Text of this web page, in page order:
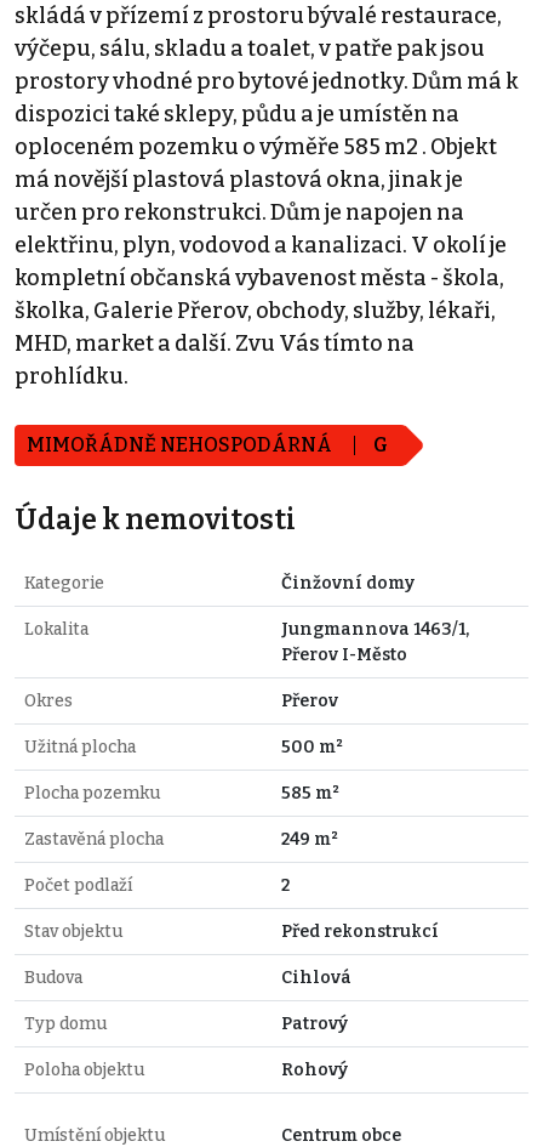
skládá v přízemí z prostoru bývalé restaurace,
výčepu, sálu, skladu a toalet, v patře pak jsou
prostory vhodné pro bytové jednotky. Dům má k
dispozici také sklepy, půdu a je umístěn na
oploceném pozemku o výměře 585 m2 . Objekt
má novější plastová plastová okna, jinak je
určen pro rekonstrukci. Dům je napojen na
elektřinu, plyn, vodovod a kanalizaci. V okolí je
kompletní občanská vybavenost města - škola,
školka, Galerie Přerov, obchody, služby, lékaři,
MHD, market a další. Zvu Vás tímto na
prohlídku.
MIMOŘÁDNĚ NEHOSPODÁRNÁ G
Údaje k nemovitosti
Kategorie Činžovní domy
Lokalita
Jungmannova 1463/1,
Přerov I-Město
Okres Přerov
Užitná plocha 500 m²
Plocha pozemku 585 m²
Zastavěná plocha 249 m²
Počet podlaží 2
Stav objektu Před rekonstrukcí
Budova Cihlová
Typ domu Patrový
Poloha objektu Rohový
Umístění objektu Centrum obce